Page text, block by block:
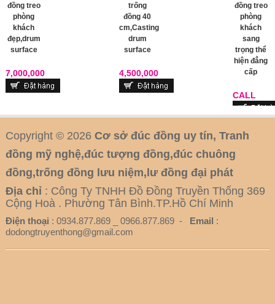
đồng treo
phòng
khách
đẹp,drum
surface
7,000,000
trống
đồng 40
cm,Casting
drum
surface
4,500,000
đồng treo
phòng
khách
sang
trọng thể
hiện đẳng
cấp
CALL
Copyright © 2026 Cơ sở đúc đồng uy tín, Tranh
đồng mỹ nghệ,đúc tượng đồng,đúc chuông
đồng,trống đồng lưu niệm,lư đồng đại phát
Địa chỉ : Công Ty TNHH Đồ Đồng Truyền Thống 369
Cộng Hoà . Phường Tân Bình.TP.Hồ Chí Minh
Điện thoại : 0934.877.869 _ 0966.877.869 - Email :
dodongtruyenthong@gmail.com